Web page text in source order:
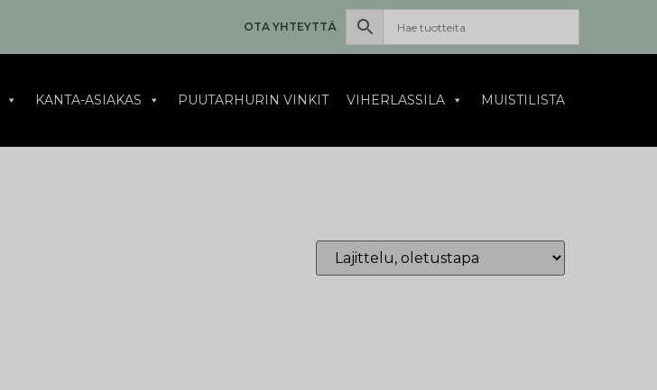
OTA YHTEYTTÄ
KANTA-ASIAKAS PUUTARHURIN VINKIT VIHERLASSILA MUISTILISTA